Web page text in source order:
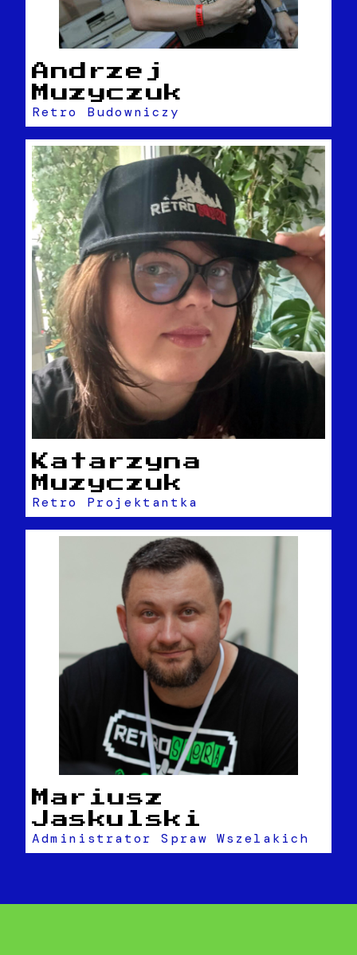
Andrzej
Muzyczuk
Retro Budowniczy
Katarzyna
Muzyczuk
Retro Projektantka
Mariusz
Jaskulski
Administrator Spraw Wszelakich